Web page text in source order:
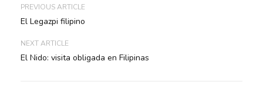
PREVIOUS ARTICLE
El Legazpi filipino
NEXT ARTICLE
El Nido: visita obligada en Filipinas